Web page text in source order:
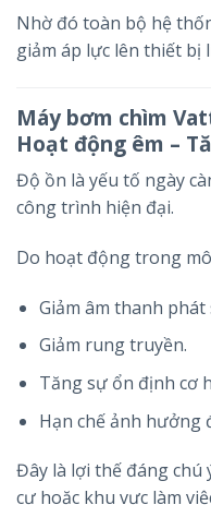
Nhờ đó toàn bộ hệ
giảm áp lực lên thiết bị
Máy bơm chìm
Hoạt động êm –
Độ ồn là yếu tố ngày
công trình hiện đại.
Do hoạt động trong
Giảm âm thanh phát
Giảm rung truyền.
Tăng sự ổn định cơ
Hạn chế ảnh hưởng
Đây là lợi thế đáng
cư hoặc khu vực làm